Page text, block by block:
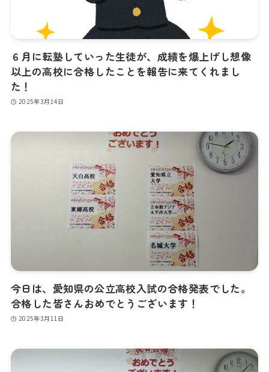
６月に転塾していった生徒が、成績を爆上げし想像
以上の高校に合格したことを報告に来てくれまし
た！
2025年3月14日
今日は、愛知県の公立高校入試の合格発表でした。
合格した皆さんおめでとうございます！
2025年3月11日